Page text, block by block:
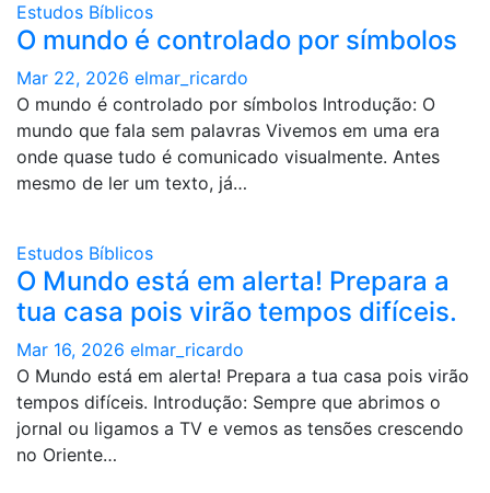
Estudos Bíblicos
O mundo é controlado por símbolos
Mar 22, 2026 elmar_ricardo
O mundo é controlado por símbolos Introdução: O
mundo que fala sem palavras Vivemos em uma era
onde quase tudo é comunicado visualmente. Antes
mesmo de ler um texto, já…
Estudos Bíblicos
O Mundo está em alerta! Prepara a
tua casa pois virão tempos difíceis.
Mar 16, 2026 elmar_ricardo
O Mundo está em alerta! Prepara a tua casa pois virão
tempos difíceis. Introdução: Sempre que abrimos o
jornal ou ligamos a TV e vemos as tensões crescendo
no Oriente…